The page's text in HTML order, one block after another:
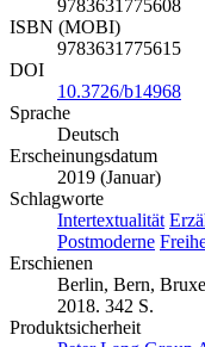
9783631775608
ISBN (MOBI)
9783631775615
DOI
10.3726/b14968
Sprache
Deutsch
Erscheinungsdatum
2019 (Januar)
Schlagworte
Intertextualität
Postmoderne
Erschienen
Berlin, Bern,
2018. 342 S.
Produktsicherheit